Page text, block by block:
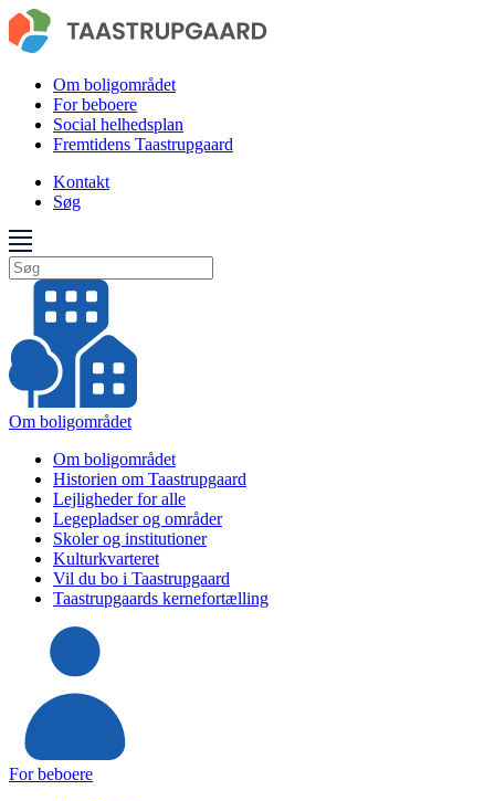
Om boligområdet
For beboere
Social helhedsplan
Fremtidens Taastrupgaard
Kontakt
Søg
Om boligområdet
Om boligområdet
Historien om Taastrupgaard
Lejligheder for alle
Legepladser og områder
Skoler og institutioner
Kulturkvarteret
Vil du bo i Taastrupgaard
Taastrupgaards kernefortælling
For beboere